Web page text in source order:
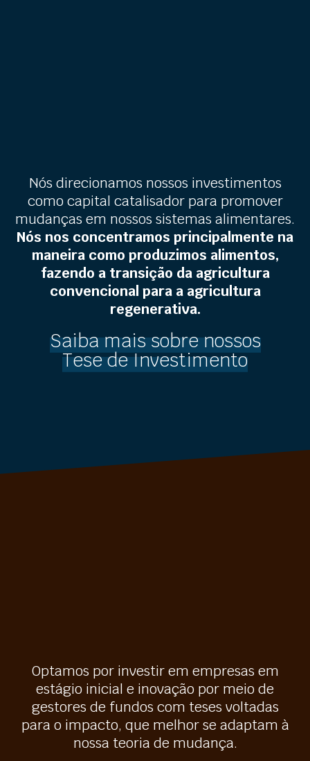
Nós direcionamos nossos investimentos
como capital catalisador para promover
mudanças em nossos sistemas alimentares.
Nós nos concentramos principalmente na
maneira como produzimos alimentos,
fazendo a transição da agricultura
convencional para a agricultura
regenerativa.
Saiba mais sobre nossos
Tese de Investimento
Optamos por investir em empresas em
estágio inicial e inovação por meio de
gestores de fundos com teses voltadas
para o impacto, que melhor se adaptam à
nossa teoria de mudança.